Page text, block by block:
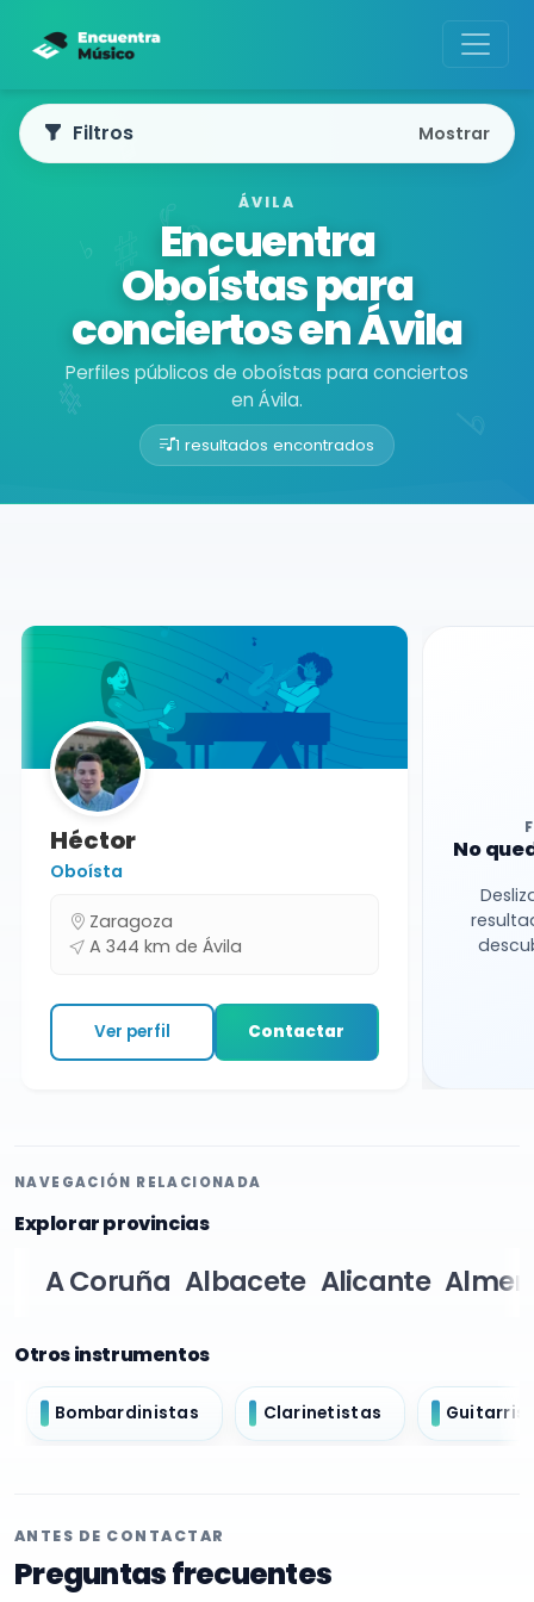
ÁVILA
Encuentra
Oboístas para
conciertos en Ávila
Perfiles públicos de oboístas para conciertos
en Ávila.
1 resultados encontrados
Buscador de músicos
Filtros Mostrar
Héctor
Oboísta
Zaragoza
A 344 km de Ávila
Ver perfil Contactar
No
NAVEGACIÓN RELACIONADA
Explorar provincias
A Coruña Albacete Alicante
Otros instrumentos
Bombardinistas Clarinetistas
ANTES DE CONTACTAR
Preguntas frecuentes